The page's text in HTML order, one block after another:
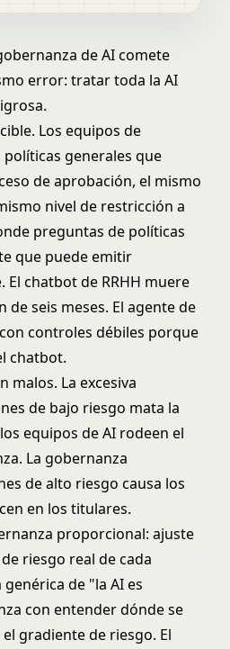
de AI comete
error: tratar toda la AI
Los equipos de
generales que
de aprobación, el mismo
nivel de restricción a
preguntas de políticas
que puede emitir
El chatbot de RRHH muere
de seis meses. El agente de
controles débiles porque
chatbot.
malos. La excesiva
de bajo riesgo mata la
equipos de AI rodeen el
La gobernanza
de alto riesgo causa los
en los titulares.
proporcional: ajuste
riesgo real de cada
de "la AI es
con entender dónde se
gradiente de riesgo. El